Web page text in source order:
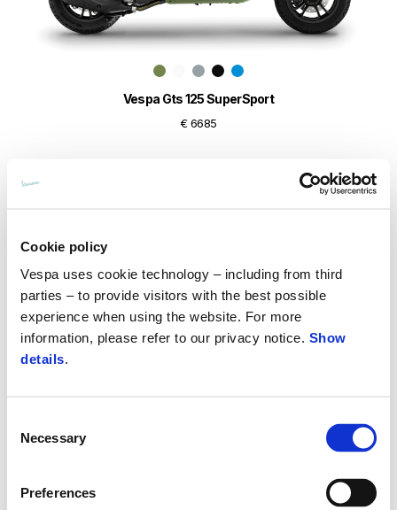
Cookie policy
Vespa uses cookie technology – including from third
parties – to provide visitors with the best possible
experience when using the website. For more
information, please refer to our privacy notice. Show
details.
Selection
Necessary
Preferences
Vespa Gts 125 SuperSport
€ 6685